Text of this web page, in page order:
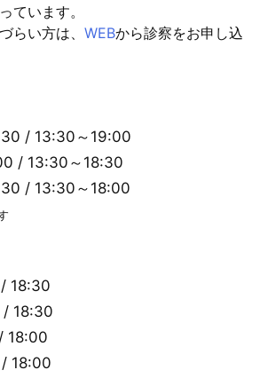
ています。
らい方は、 WEBから診察をお申し込
/ 13:30～19:00
/ 13:30～18:30
/ 13:30～18:00
18:30
/ 18:30
18:00
18:00